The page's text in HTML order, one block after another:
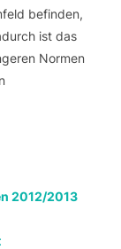
befinden,
ist das
Normen
2012/2013